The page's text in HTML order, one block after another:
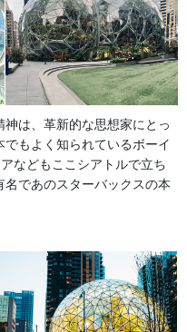
は、革新的な思想家にとっ
もよく知られているボーイ
などもここシアトルで立ち
名であのスターバックスの本